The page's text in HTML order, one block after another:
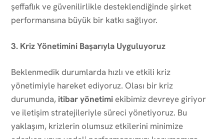
şeffaflık ve güvenilirlikle desteklendiğinde şirket
performansına büyük bir katkı sağlıyor.
3. Kriz Yönetimini Başarıyla Uyguluyoruz
Beklenmedik durumlarda hızlı ve etkili kriz
yönetimiyle hareket ediyoruz. Olası bir kriz
durumunda, itibar yönetimi ekibimiz devreye giriyor
ve iletişim stratejileriyle süreci yönetiyoruz. Bu
yaklaşım, krizlerin olumsuz etkilerini minimize